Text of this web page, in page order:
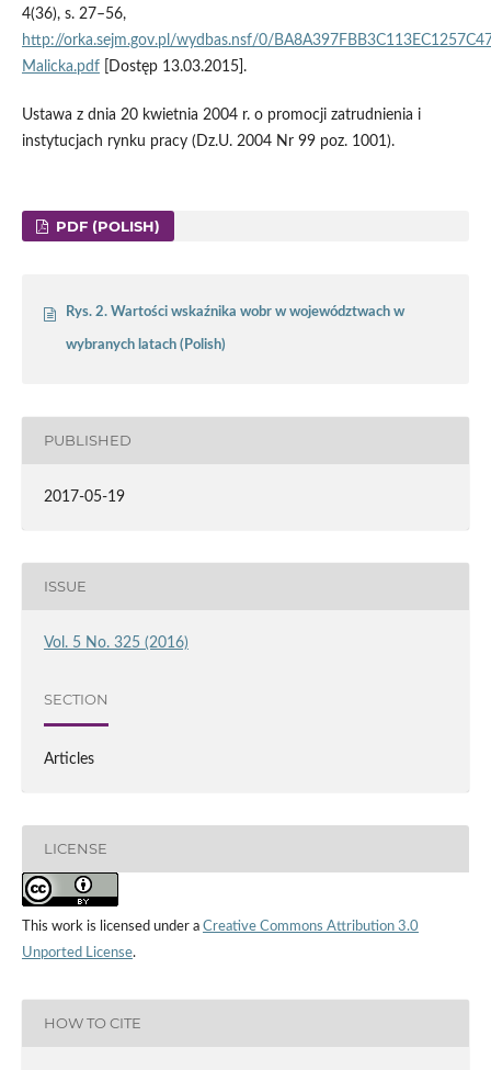
4(36), s. 27–56,
http://orka.sejm.gov.pl/wydbas.nsf/0/
Malicka.pdf[Dostęp 13.03.2015].
Ustawa z dnia 20 kwietnia 2004 r. o promocji zatrudnienia i
instytucjach rynku pracy (Dz.U. 2004 Nr 99 poz. 1001).
PDF (POLISH)
Rys. 2. Wartości wskaźnika wobr w województwach w
wybranych latach (Polish)
PUBLISHED
2017-05-19
ISSUE
Vol. 5 No. 325 (2016)
SECTION
Articles
LICENSE
This work is licensed under a Creative Commons Attribution 3.0
Unported License.
HOW TO CITE